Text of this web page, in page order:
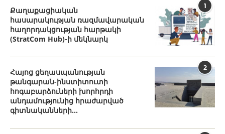
1
Քաղաքացիական
հասարակության ռազմավարական
հաղորդակցության հարթակի
(StratCom Hub)-ի մեկնարկ
2
Հայոց ցեղասպանության
թանգարան-ինստիտուտի
հոգաբարձուների խորհրդի
անդամությունից հրաժարված
գիտնականների...